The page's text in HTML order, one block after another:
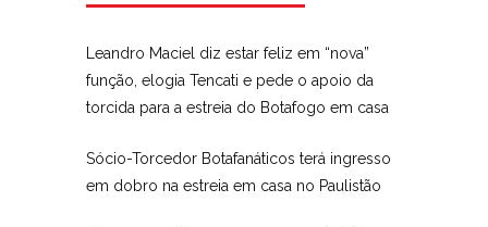
Leandro Maciel diz estar feliz em “nova”
função, elogia Tencati e pede o apoio da
torcida para a estreia do Botafogo em casa
Sócio-Torcedor Botafanáticos terá ingresso
em dobro na estreia em casa no Paulistão